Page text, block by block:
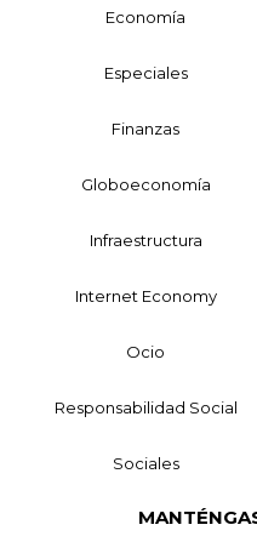
Economía
Especiales
Finanzas
Globoeconomía
Infraestructura
Internet Economy
Ocio
Responsabilidad Social
Sociales